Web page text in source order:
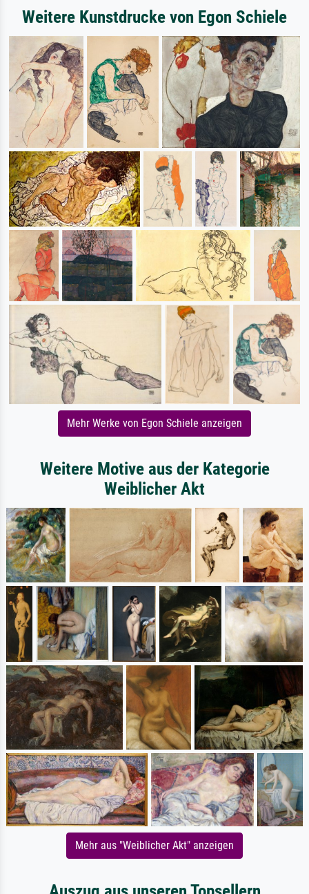
Weitere Kunstdrucke von Egon Schiele
Mehr Werke von Egon Schiele anzeigen
Weitere Motive aus der Kategorie
Weiblicher Akt
Mehr aus "Weiblicher Akt" anzeigen